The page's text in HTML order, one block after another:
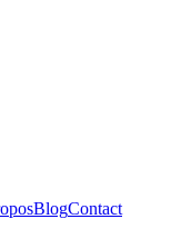
BlogContact